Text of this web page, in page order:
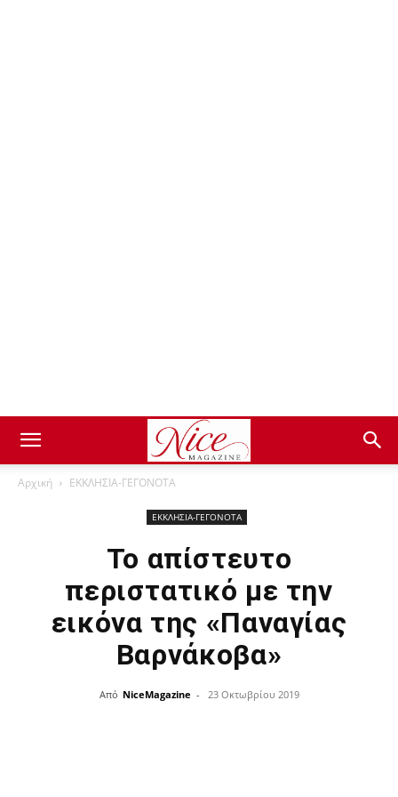
Αρχική ΕΚΚΛΗΣΙΑ-ΓΕΓΟΝΟΤΑ
ΕΚΚΛΗΣΙΑ-ΓΕΓΟΝΟΤΑ
Το απίστευτο
περιστατικό με την
εικόνα της «Παναγίας
Βαρνάκοβα»
Από NiceMagazine - 23 Οκτωβρίου 2019